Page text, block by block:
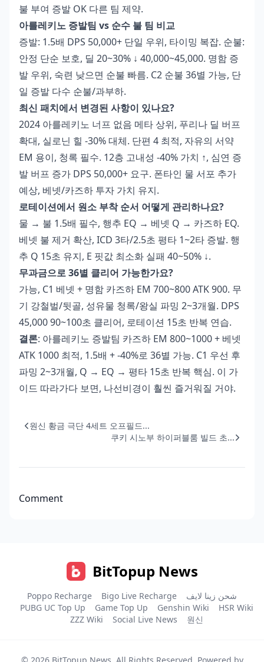
불 부여 증발 OK 다른 팀 제약.
아를레키노 증발팀 vs 순수 불 팀 비교
증발: 1.5배 DPS 50,000+ 단일 우위, 타이밍 복잡. 순불:
안정 단순 보호, 딜 20~30% ↓ 40,000~45,000. 명함 증
발 우위, 숙련 낮으면 순불 빠름. C2 순불 36별 가능, 단
일 증발 다수 순불/과부하.
최신 패치에서 변경된 사항이 있나요?
2024 아를레키노 너프 없음 메타 상위, 푸리나 딜 버프
확대, 실로닌 힐 -30% 대체. 단편 4 최적, 자유의 서약
EM 용이, 청록 필수. 12층 고내성 -40% 가치 ↑, 심연 증
발 버프 증가 DPS 50,000+ 요구. 폰타인 물 서포 추가
예상, 베넷/카즈하 투자 가치 유지.
로테이션에서 원소 부착 순서 어떻게 관리하나요?
물 → 불 1.5배 필수, 행추 EQ → 베넷 Q → 카즈하 EQ.
베넷 불 제거 확산, ICD 3타/2.5초 평타 1~2타 증발. 행
추 Q 15초 유지, E 핏값 최소화 실패 40~50% ↓.
무과금으로 36별 클리어 가능한가요?
가능, C1 베넷 + 명함 카즈하 EM 700~800 ATK 900. 무
기 강철벌/뒷골, 성유물 청록/왕실 파밍 2~3개월. DPS
45,000 90~100초 클리어, 로테이션 15초 반복 연습.
결론: 아를레키노 증발팀 카즈하 EM 800~1000 + 베넷
ATK 1000 최적, 1.5배 + -40%로 36별 가능. C1 우선 후
파밍 2~3개월, Q → EQ → 평타 15초 반복 핵심. 이 가
이드 따라가다 보면, 나선비경이 훨씬 즐거워질 거야.
원신 황금 극단 4세트 오프필드...
쿠키 시노부 하이퍼블룸 빌드 초...
Comment
BitTopup News
Poppo Recharge Bigo Live Recharge
شحن زينا لايف
PUBG UC Top Up
Game Top Up Genshin Wiki
HSR Wiki
ZZZ Wiki
Social Live News 원신